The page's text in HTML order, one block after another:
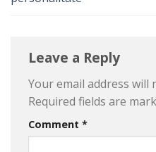
Leave a Reply
Your email address will
Required fields are
Comment *